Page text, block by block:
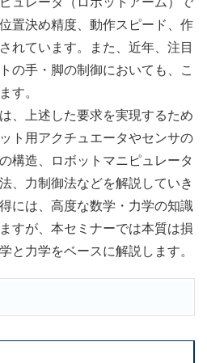
置決め精度、動作スピード、作
れています。また、近年、注目
の手・脚の制御においても、こ
す。
、上述した要求を実現するため
ト用アクチュエータやセンサの
構造、ロボットマニピュレータ
、力制御法などを解説していき
には、高度な数学・力学の知識
すが、本セミナーでは本質は損
と力学をベースに解説します。